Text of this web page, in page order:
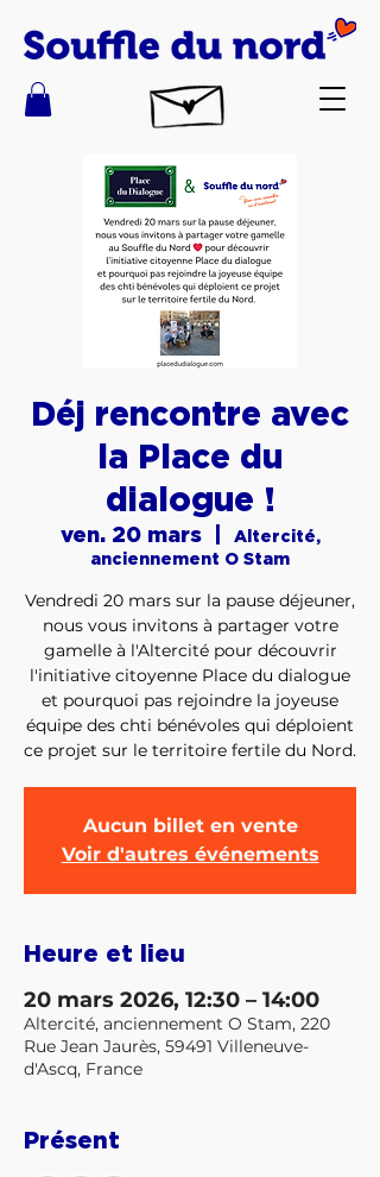
Déj rencontre avec
la Place du
dialogue !
ven. 20 mars
  |
Altercité,
anciennement O Stam
Vendredi 20 mars sur la pause déjeuner,
nous vous invitons à partager votre
gamelle à l'Altercité pour découvrir
l'initiative citoyenne Place du dialogue
et pourquoi pas rejoindre la joyeuse
équipe des chti bénévoles qui déploient
ce projet sur le territoire fertile du Nord.
Aucun billet en vente
Voir d'autres événements
Heure et lieu
20 mars 2026, 12:30 – 14:00
Altercité, anciennement O Stam, 220
Rue Jean Jaurès, 59491 Villeneuve-
d'Ascq, France
Présent